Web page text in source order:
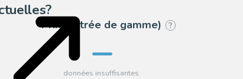
Prix (entrée de gamme) ?